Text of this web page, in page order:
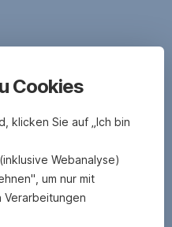
Cookies
klicken Sie auf „Ich bin
(inklusive Webanalyse)
um nur mit